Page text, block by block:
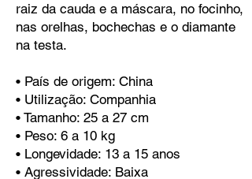
raiz da cauda e a máscara, no focinho,
nas orelhas, bochechas e o diamante
na testa.
• País de origem: China
• Utilização: Companhia
• Tamanho: 25 a 27 cm
• Peso: 6 a 10 kg
• Longevidade: 13 a 15 anos
• Agressividade: Baixa